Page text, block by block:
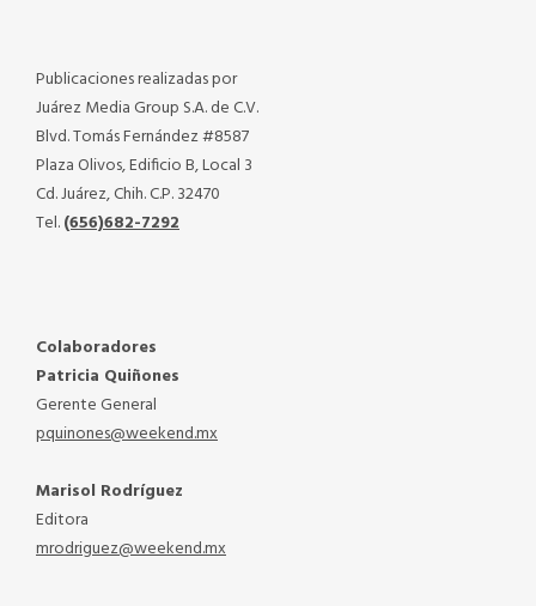
Publicaciones realizadas por
Juárez Media Group S.A. de C.V.
Blvd. Tomás Fernández #8587
Plaza Olivos, Edificio B, Local 3
Cd. Juárez, Chih. C.P. 32470
Tel.(656)682-7292
Colaboradores
Patricia Quiñones
Gerente General
pquinones@weekend.mx
Marisol Rodríguez
Editora
mrodriguez@weekend.mx